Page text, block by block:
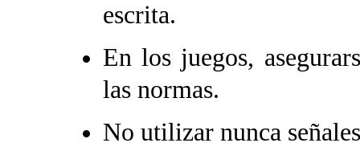
escrita.
En los juegos,
las normas.
No utilizar nunca